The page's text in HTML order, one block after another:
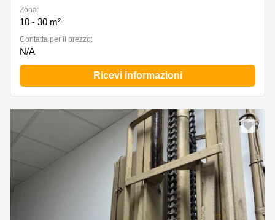
Zona:
10 - 30 m²
Сontatta per il prezzo:
N/A
Ricevi informazioni